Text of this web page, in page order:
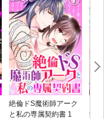
絶倫ドS魔術師アーク
と私の専属契約書 1
愛